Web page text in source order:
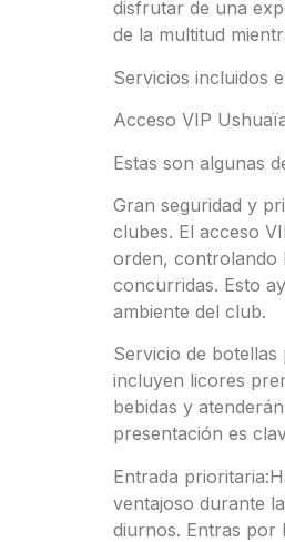
disfrutar de una
de la multitud
Servicios incluidos
Acceso VIP
Estas son algunas
Gran seguridad y
clubes. El acceso
orden, controlando
concurridas. Esto
ambiente del club.
Servicio de
incluyen licores
bebidas y
presentación es
Entrada
ventajoso durante
diurnos. Entras por